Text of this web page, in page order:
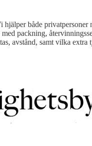
både
packning,
avstånd, samt vilka